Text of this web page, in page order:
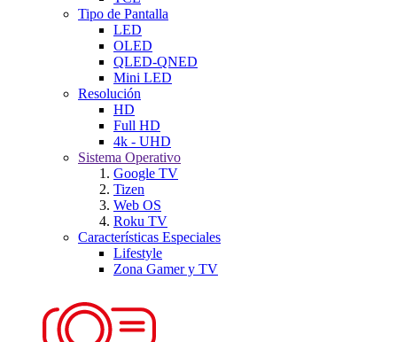
Tipo de Pantalla
LED
OLED
QLED-QNED
Mini LED
Resolución
HD
Full HD
4k - UHD
Sistema Operativo
Google TV
Tizen
Web OS
Roku TV
Características Especiales
Lifestyle
Zona Gamer y TV